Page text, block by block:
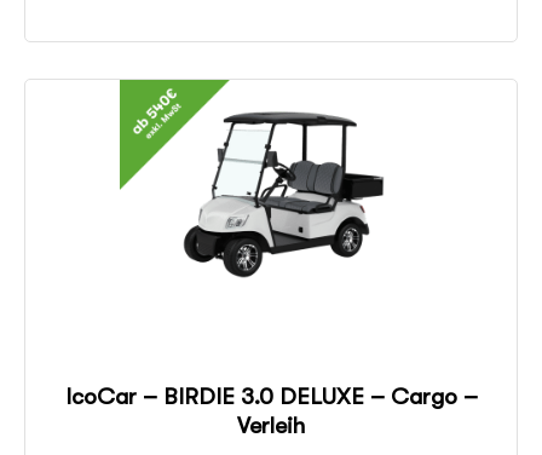
IcoCar – BIRDIE 3.0 DELUXE – Cargo –
Verleih